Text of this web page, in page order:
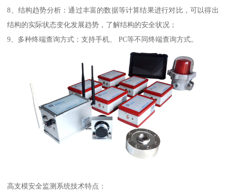
8、结构趋势分析：通过丰富的数据等计算结果进行对比，可以得出
结构的实际状态变化发展趋势，了解结构的安全状况；
9、多种终端查询方式：支持手机、 PC等不同终端查询方式。
高支模安全监测系统技术特点：